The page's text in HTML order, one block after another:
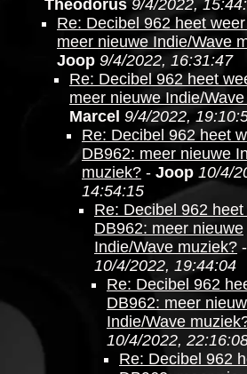
Theodorus 9/4/2022,
Re: Decibel 962 heet
meer nieuwe Indie/Wave
Joop 9/4/2022, 16:31:47
Re: Decibel 962 heet
meer nieuwe Indie/
Marcel 9/4/2022,
Re: Decibel 962 heet
DB962: meer nieuwe
muziek? - Joop 10/4/
14:54:15
Re: Decibel 962
DB962: meer nieuwe
Indie/Wave muziek?
10/4/2022, 19:44:04
Re: Decibel 962
DB962: meer
Indie/Wave
10/4/2022,
Re: Decibel 962